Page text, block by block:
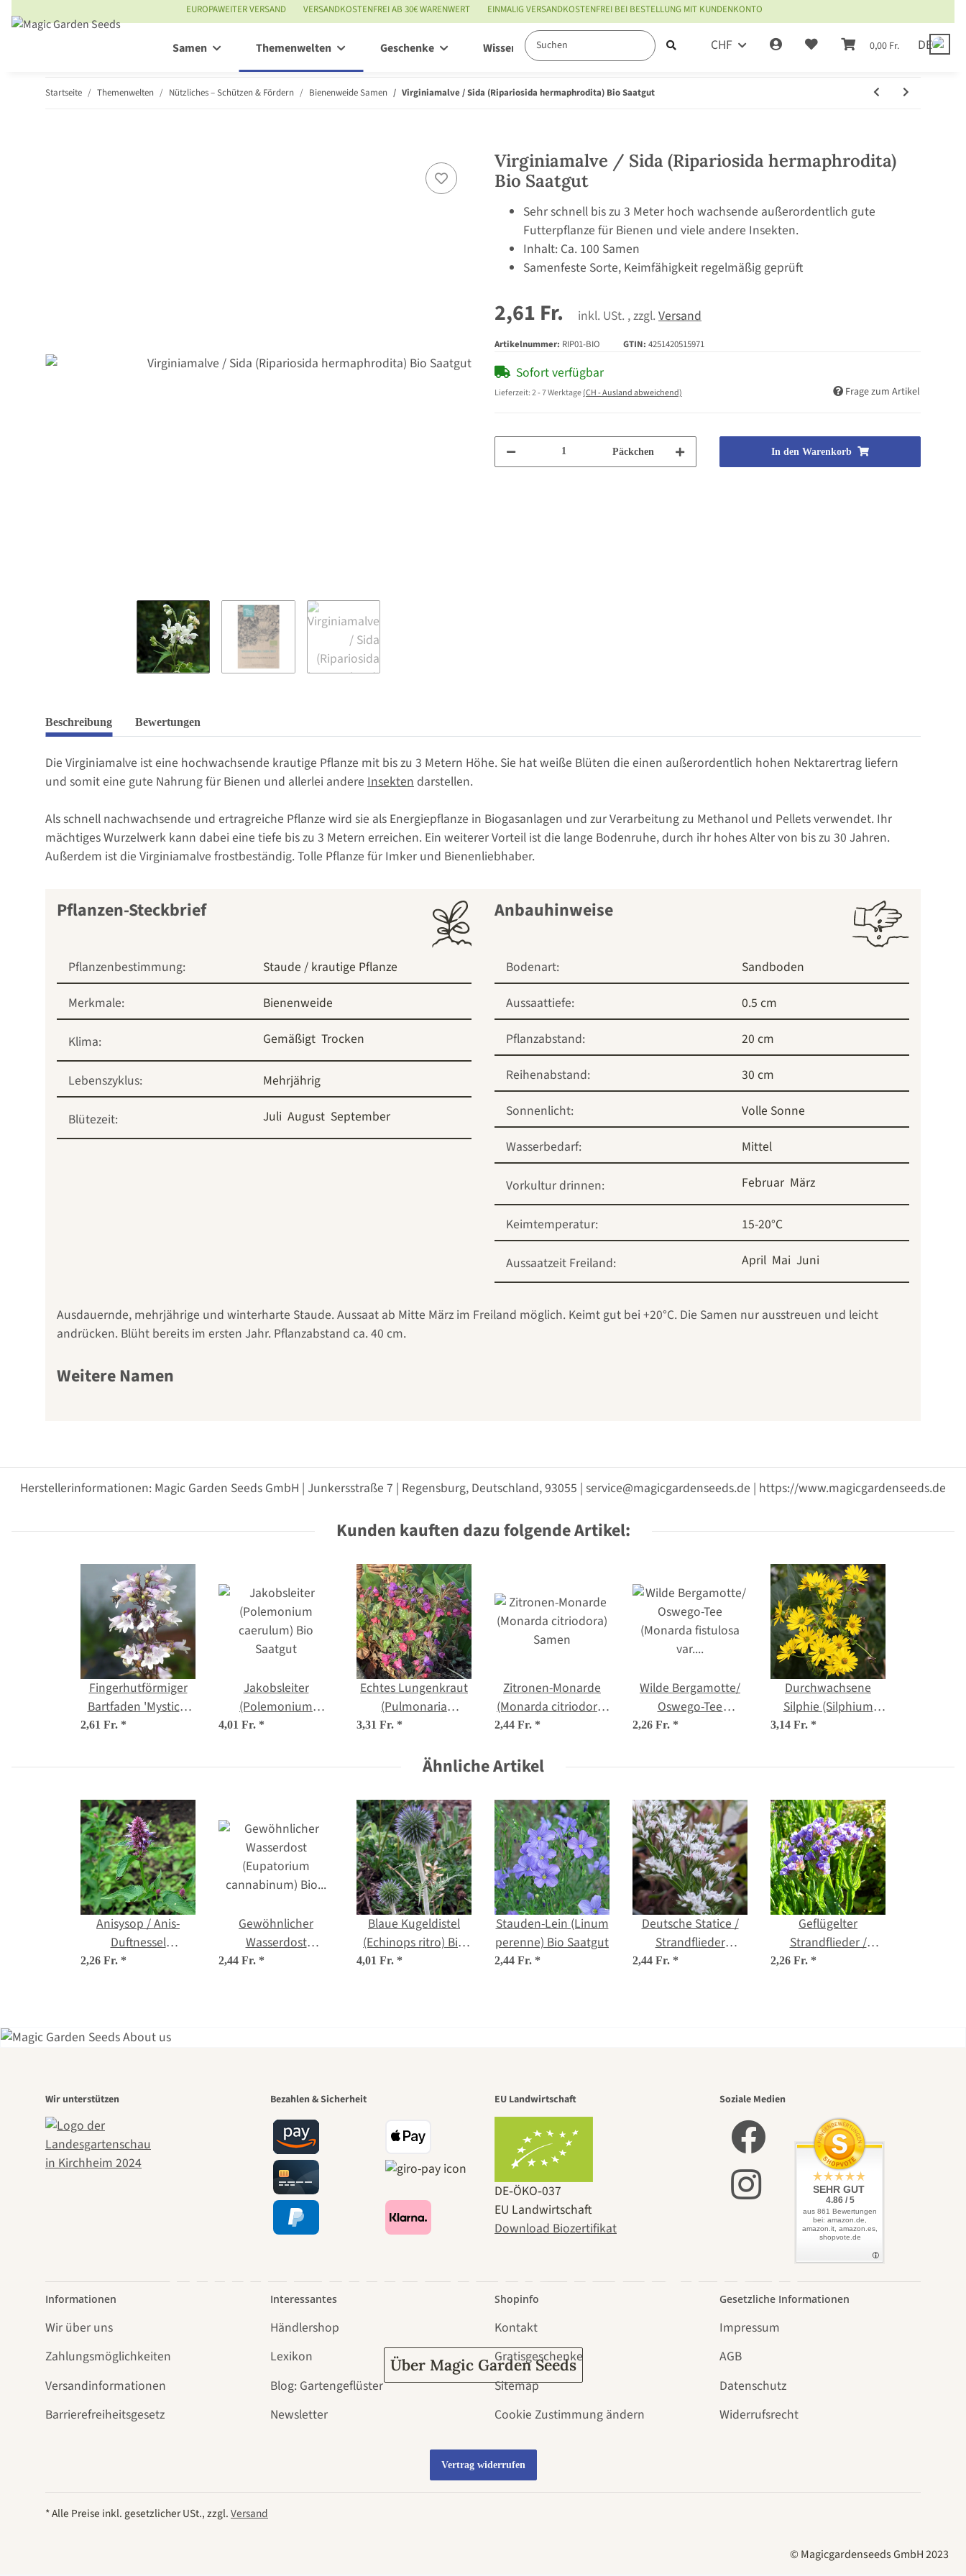
EUROPAWEITER VERSAND VERSANDKOSTENFREI AB 30€ WARENWERT EINMALIG VERSANDKOSTENFREI BEI BESTELLUNG MIT KUNDENKONTO
CHF 0,00 Fr. DE
Samen Themenwelten Geschenke Wissenswertes
Startseite Themenwelten Nützliches – Schützen & Fördern Bienenweide Samen Virginiamalve / Sida (Ripariosida hermaphrodita) Bio Saatgut
Virginiamalve / Sida (Ripariosida hermaphrodita)
Bio Saatgut
Sehr schnell bis zu 3 Meter hoch wachsende außerordentlich gute
Futterpflanze für Bienen und viele andere Insekten.
Inhalt: Ca. 100 Samen
Samenfeste Sorte, Keimfähigkeit regelmäßig geprüft
2,61 Fr. inkl. USt. , zzgl. Versand
Artikelnummer: RIP01-BIO GTIN: 4251420515971
Sofort verfügbar
Lieferzeit:2 - 7 Werktage(CH - Ausland abweichend) Frage zum Artikel
Päckchen In den Warenkorb
Beschreibung Bewertungen
Die Virginiamalve ist eine hochwachsende krautige Pflanze mit bis zu 3 Metern Höhe. Sie hat weiße Blüten die einen außerordentlich hohen Nektarertrag liefern
und somit eine gute Nahrung für Bienen und allerlei andere Insektendarstellen.
Als schnell nachwachsende und ertragreiche Pflanze wird sie als Energiepflanze in Biogasanlagen und zur Verarbeitung zu Methanol und Pellets verwendet. Ihr
mächtiges Wurzelwerk kann dabei eine tiefe bis zu 3 Metern erreichen. Ein weiterer Vorteil ist die lange Bodenruhe, durch ihr hohes Alter von bis zu 30 Jahren.
Außerdem ist die Virginiamalve frostbeständig. Tolle Pflanze für Imker und Bienenliebhaber.
Pflanzen-Steckbrief
Pflanzenbestimmung:
Staude / krautige Pflanze
Merkmale:
Bienenweide
Klima: Gemäßigt Trocken
Lebenszyklus: Mehrjährig
Blütezeit: Juli August September
Anbauhinweise
Bodenart:
Sandboden
Aussaattiefe:
0.5 cm
Pflanzabstand:
20 cm
Reihenabstand:
30 cm
Sonnenlicht:
Volle Sonne
Wasserbedarf:
Mittel
Vorkultur drinnen: Februar März
Keimtemperatur: 15-20°C
Aussaatzeit Freiland: April Mai Juni
Ausdauernde, mehrjährige und winterharte Staude. Aussaat ab Mitte März im Freiland möglich. Keimt gut bei +20°C. Die Samen nur ausstreuen und leicht
andrücken. Blüht bereits im ersten Jahr. Pflanzabstand ca. 40 cm.
Weitere Namen
Herstellerinformationen: Magic Garden Seeds GmbH | Junkersstraße 7 | Regensburg, Deutschland, 93055 | service@magicgardenseeds.de | https://www.magicgardenseeds.de
Kunden kauften dazu folgende Artikel:
Fingerhutförmiger
Bartfaden 'Mystica'
(Penstemon digitalis)
2,61 Fr. *
Jakobsleiter
(Polemonium
caerulum) Bio
4,01 Fr. *
Echtes Lungenkraut
(Pulmonaria
officinalis) Bio
3,31 Fr. *
Zitronen-Monarde
(Monarda citriodora)
Samen
2,44 Fr. *
Wilde Bergamotte/
Oswego-Tee
(Monarda fistulosa
Saatgut
2,26 Fr. *
Durchwachsene
Silphie (Silphium
perfoliatum) Bio
3,14 Fr. *
Ähnliche Artikel
Anisysop / Anis-
Duftnessel
(Agastache
2,26 Fr. *
Gewöhnlicher
Wasserdost
(Eupatorium
2,44 Fr. *
Blaue Kugeldistel
(Echinops ritro) Bio
Saatgut
4,01 Fr. *
Stauden-Lein (Linum
perenne) Bio Saatgut
2,44 Fr. *
Deutsche Statice /
Strandflieder
(Limonium
2,44 Fr. *
Geflügelter
Strandflieder /
Statice 'Pastel Mix'
2,26 Fr. *
Einer der schönsten
Wege zu uns selbst
führt durch den Garten
Über Magic Garden Seeds
Wir unterstützen Bezahlen & Sicherheit EU Landwirtschaft
DE‑ÖKO‑037
EU Landwirtschaft
Download Biozertifikat
Soziale Medien
SEHR GUT
4.86 / 5
aus 861 Bewertungen
bei: amazon.de,
amazon.it, amazon.es,
shopvote.de
Informationen
Wir über uns
Zahlungsmöglichkeiten
Versandinformationen
Barrierefreiheitsgesetz
Interessantes
Händlershop
Lexikon
Blog: Gartengeflüster
Newsletter
Shopinfo
Kontakt
Gratisgeschenke
Sitemap
Cookie Zustimmung ändern
Gesetzliche Informationen
Impressum
AGB
Datenschutz
Widerrufsrecht
Vertrag widerrufen
* Alle Preise inkl. gesetzlicher USt., zzgl.Versand
© Magicgardenseeds GmbH 2023